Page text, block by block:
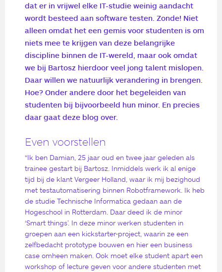
dat er in vrijwel elke IT-studie weinig aandacht
wordt besteed aan software testen. Zonde! Niet
alleen omdat het een gemis voor studenten is om
niets mee te krijgen van deze belangrijke
discipline binnen de IT-wereld, maar ook omdat
we bij Bartosz hierdoor veel jong talent mislopen.
Daar willen we natuurlijk verandering in brengen.
Hoe? Onder andere door het begeleiden van
studenten bij bijvoorbeeld hun minor. En precies
daar gaat deze blog over.
Even voorstellen
“Ik ben Damian, 25 jaar oud en twee jaar geleden als
trainee gestart bij Bartosz. Inmiddels werk ik al enige
tijd bij de klant Vergeer Holland, waar ik mij bezighoud
met testautomatisering binnen Robotframework. Ik heb
de studie Technische Informatica gedaan aan de
Hogeschool in Rotterdam. Daar deed ik de minor
‘Smart things’. In deze minor werken studenten in
groepen aan een kickstarter-project, waarin ze een
zelfbedacht prototype bouwen en hier een business
case omheen maken. Ook moet elke student apart een
workshop of lecture geven voor andere studenten met